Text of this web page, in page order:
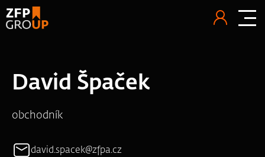
David Špaček
obchodník
david.spacek@zfpa.cz